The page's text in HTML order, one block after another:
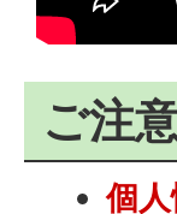
ご注
個